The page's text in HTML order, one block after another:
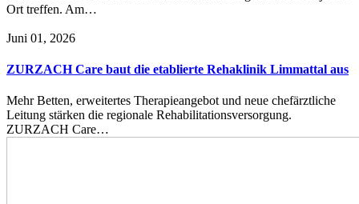
Ort treffen. Am…
Juni 01, 2026
ZURZACH Care baut die etablierte Rehaklinik Limmattal aus
Mehr Betten, erweitertes Therapieangebot und neue chefärztliche
Leitung stärken die regionale Rehabilitationsversorgung.
ZURZACH Care…